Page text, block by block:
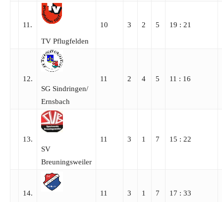
11.
TV Pflugfelden
10 3 2 5 19 : 21
12.
SG Sindringen/​
Ernsbach
11 2 4 5 11 : 16
13.
SV
Breuningsweiler
11 3 1 7 15 : 22
14. 11 3 1 7 17 : 33